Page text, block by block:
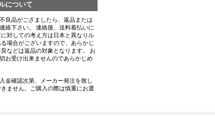
について
良品がござましたら、返品または
絡下さい。 連絡後、送料着払いに
対しての考え方は日本と異なりル
場合がございますので、あらかじ
などは返品の対象となります。 お
お受け出来ませんのであらかじめ
金確認次第、メーカー発注を致し
ません。ご購入の際は慎重にお選